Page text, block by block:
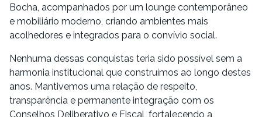
Bocha, acompanhados por um lounge contemporâneo
e mobiliário moderno, criando ambientes mais
acolhedores e integrados para o convívio social.
Nenhuma dessas conquistas teria sido possível sem a
harmonia institucional que construímos ao longo destes
anos. Mantivemos uma relação de respeito,
transparência e permanente integração com os
Conselhos Deliberativo e Fiscal, fortalecendo a